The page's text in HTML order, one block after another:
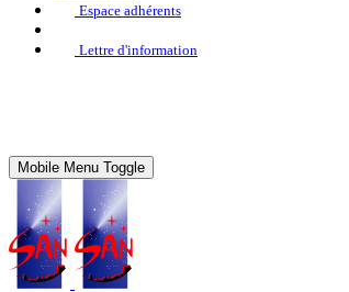
Espace adhérents
Lettre d'information
Mobile Menu Toggle